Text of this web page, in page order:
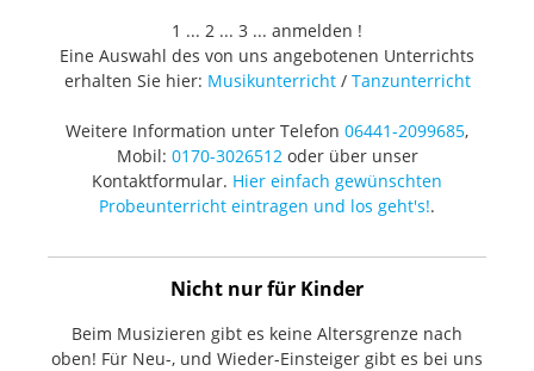
1 ... 2 ... 3 ... anmelden !
Eine Auswahl des von uns angebotenen Unterrichts
erhalten Sie hier: Musikunterricht/ Tanzunterricht
Weitere Information unter Telefon 06441-2099685,
Mobil: 0170-3026512oder über unser
Kontaktformular. Hier einfach gewünschten
Probeunterricht eintragen und los geht's!.
Nicht nur für Kinder
Beim Musizieren gibt es keine Altersgrenze nach
oben! Für Neu-, und Wieder-Einsteiger gibt es bei uns